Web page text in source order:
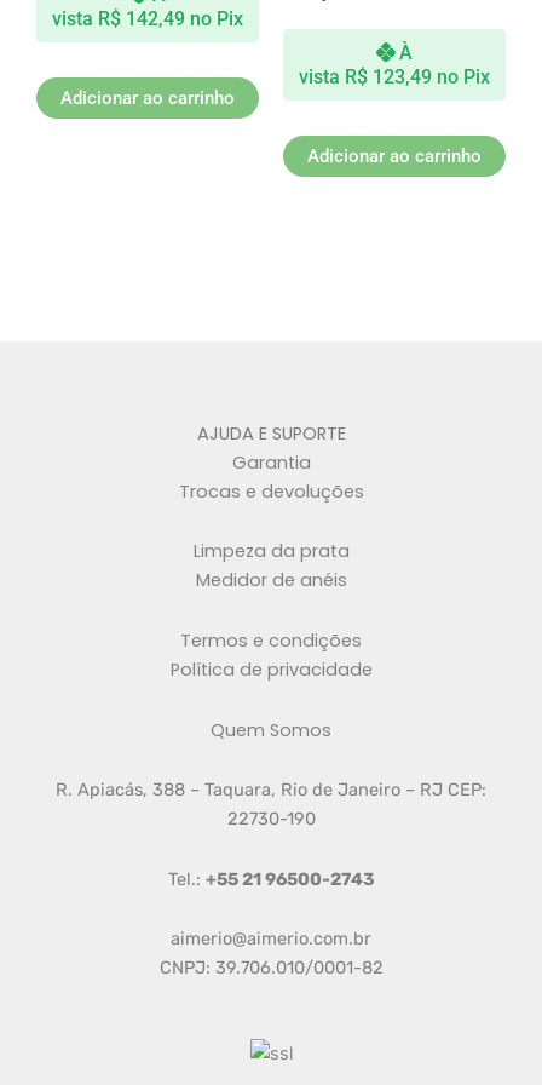
vista R$ 142,49 no Pix
Adicionar ao carrinho
À
vista R$ 123,49 no Pix
Adicionar ao carrinho
AJUDA E SUPORTE
Garantia
Trocas e devoluções
Limpeza da prata
Medidor de anéis
Termos e condições
Política de privacidade
Quem Somos
R. Apiacás, 388 – Taquara, Rio de Janeiro – RJ CEP:
22730-190
Tel.: +55 21 96500-2743
aimerio@aimerio.com.br
CNPJ: 39.706.010/0001-82